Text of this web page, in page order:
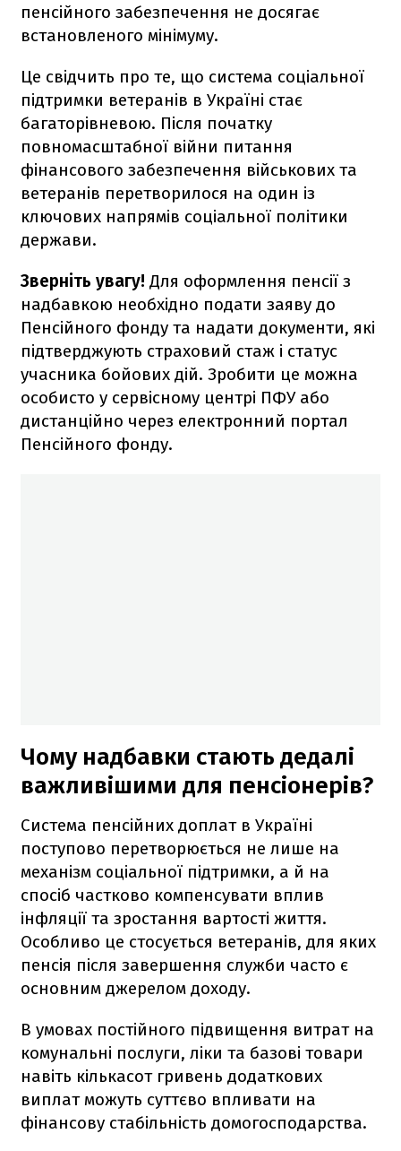
пенсійного забезпечення не досягає
встановленого мінімуму.
Це свідчить про те, що система соціальної
підтримки ветеранів в Україні стає
багаторівневою. Після початку
повномасштабної війни питання
фінансового забезпечення військових та
ветеранів перетворилося на один із
ключових напрямів соціальної політики
держави.
Зверніть увагу! Для оформлення пенсії з
надбавкою необхідно подати заяву до
Пенсійного фонду та надати документи, які
підтверджують страховий стаж і статус
учасника бойових дій. Зробити це можна
особисто у сервісному центрі ПФУ або
дистанційно через електронний портал
Пенсійного фонду.
Чому надбавки стають дедалі
важливішими для пенсіонерів?
Система пенсійних доплат в Україні
поступово перетворюється не лише на
механізм соціальної підтримки, а й на
спосіб частково компенсувати вплив
інфляції та зростання вартості життя.
Особливо це стосується ветеранів, для яких
пенсія після завершення служби часто є
основним джерелом доходу.
В умовах постійного підвищення витрат на
комунальні послуги, ліки та базові товари
навіть кількасот гривень додаткових
виплат можуть суттєво впливати на
фінансову стабільність домогосподарства.